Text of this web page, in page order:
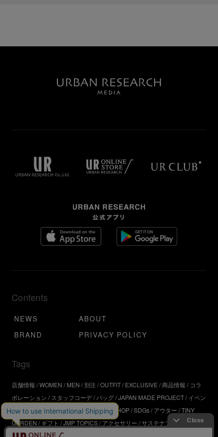
Contents
NEWS
ABOUT
BRAND
PRIVACY POLICY
Tags
店舗情報 WOMEN MEN 別注 OUTFIT EXCLUSIVE 商品情報
コラ
ボレーション
スタッフコーデ バッグ JAPAN MADE PROJECT イベン
ト アウトドア インタビュー WORKSHOP SDGs アウター TINY
GARDEN
ギフト JMP TOPICS アクセサリー サステナブル
UR